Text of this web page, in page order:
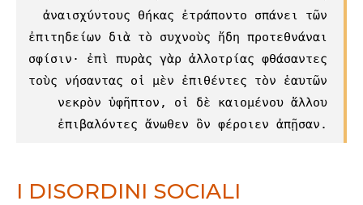
ἀναισχύντους θήκας ἐτράποντο σπάνει τῶν
ἐπιτηδείων διὰ τὸ συχνοὺς ἤδη προτεθνάναι
σφίσιν· ἐπὶ πυρὰς γὰρ ἀλλοτρίας φθάσαντες
τοὺς νήσαντας οἱ μὲν ἐπιθέντες τὸν ἑαυτῶν
νεκρὸν ὑφῆπτον, οἱ δὲ καιομένου ἄλλου
ἐπιβαλόντες ἄνωθεν ὃν φέροιεν ἀπῇσαν.
I DISORDINI SOCIALI